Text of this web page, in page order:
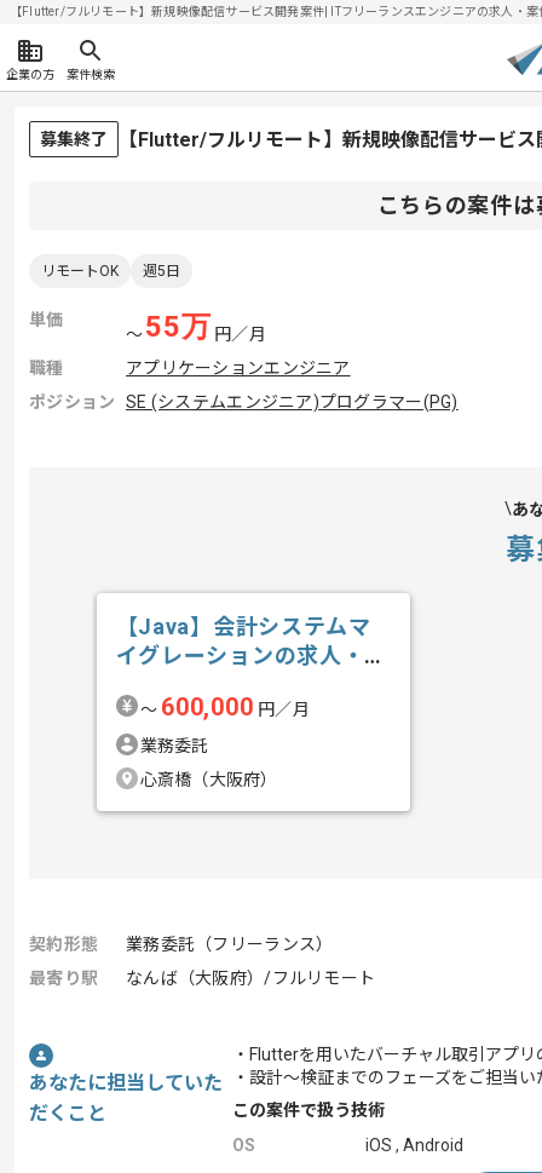
【Flutter/フルリモート】新規映像配信サービス開発案件| ITフリーランスエンジニアの求人・
企業の方 案件検索
募集終了 【Flutter/フルリモート】新規映像配信サービ
こちらの案件
リモートOK 週5日
単価
〜55万 円／月
職種
アプリケーションエンジニア
ポジション
SE (システムエンジニア)プログラマー(PG)
あ
【Java】会計システムマ
イグレーションの求人・案
〜 600,000 円／月
業務委託
心斎橋（大阪府）
契約形態
業務委託（フリーランス）
最寄り駅
なんば（大阪府）/フルリモート
あなたに担当していた
だくこと
・Flutterを用いたバーチャル取引アプ
・設計～検証までのフェーズをご担当
この案件で扱う技術
OS
iOS , Android